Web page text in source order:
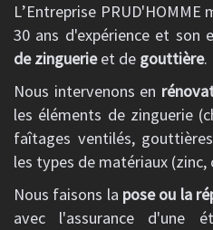
L’Entreprise
30 ans d'expérience et son
de zinguerieet de gouttière.
Nous intervenons en
les éléments de zinguerie
faîtages ventilés,
les types de matériaux (zinc,
Nous faisons la pose ou la
avec l'assurance d'une